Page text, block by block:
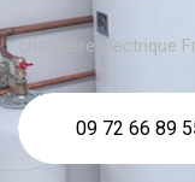
chaudière électrique
09 72 66 89